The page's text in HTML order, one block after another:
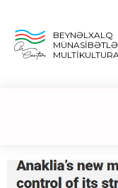
BEYNƏLXALQ